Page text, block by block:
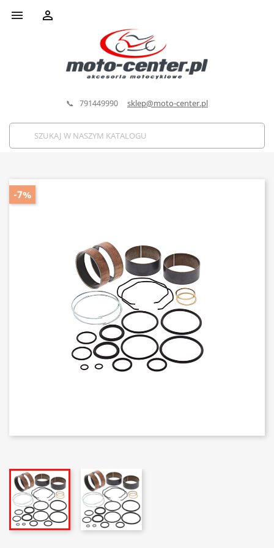
 
📞 791449990 sklep@moto-center.pl
-7%